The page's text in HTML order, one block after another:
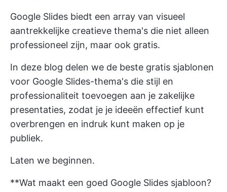
Google Slides biedt een array van visueel
aantrekkelijke creatieve thema's die niet alleen
professioneel zijn, maar ook gratis.
In deze blog delen we de beste gratis sjablonen
voor Google Slides-thema's die stijl en
professionaliteit toevoegen aan je zakelijke
presentaties, zodat je je ideeën effectief kunt
overbrengen en indruk kunt maken op je
publiek.
Laten we beginnen.
**Wat maakt een goed Google Slides sjabloon?